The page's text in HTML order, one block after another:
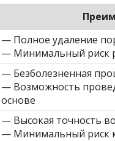
— Полное удаление
— Минимальный риск
— Безболезненная
— Возможность
основе
— Высокая точность
— Минимальный риск